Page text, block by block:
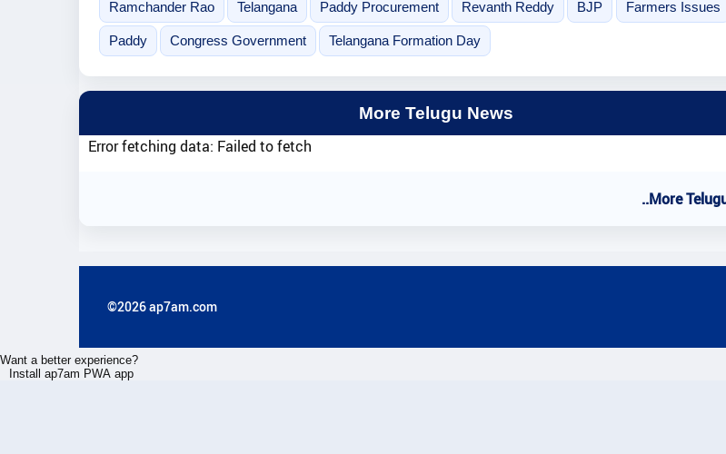
Ramchander Rao Telangana Paddy Procurement Revanth Reddy BJP Farmers Issues
Paddy Congress Government Telangana Formation Day
More Telugu News
Error fetching data: Failed to fetch
..More
©2026 ap7am.com
Want a better experience?
Install ap7am PWA app